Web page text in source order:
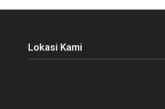
Lokasi Kami